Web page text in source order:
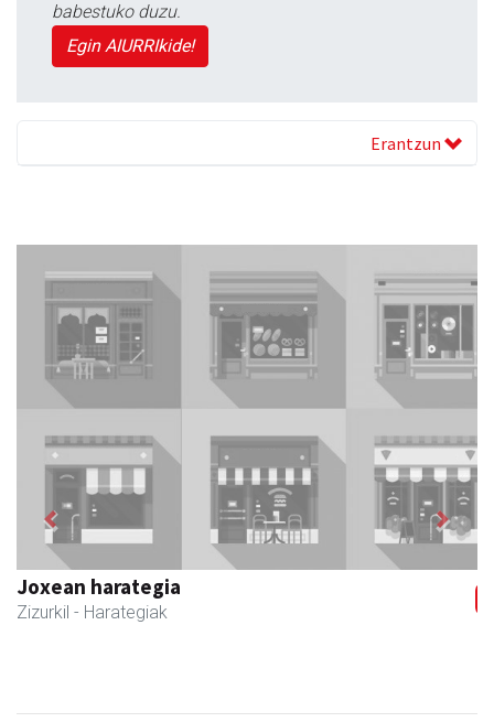
babestuko duzu.
Egin AIURRIkide!
Erantzun
Joxean harategia
Zizurkil - Harategiak
Previous Next